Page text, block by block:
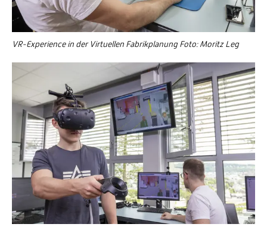
VR-Experience in der Virtuellen Fabrikplanung Foto: Moritz Leg